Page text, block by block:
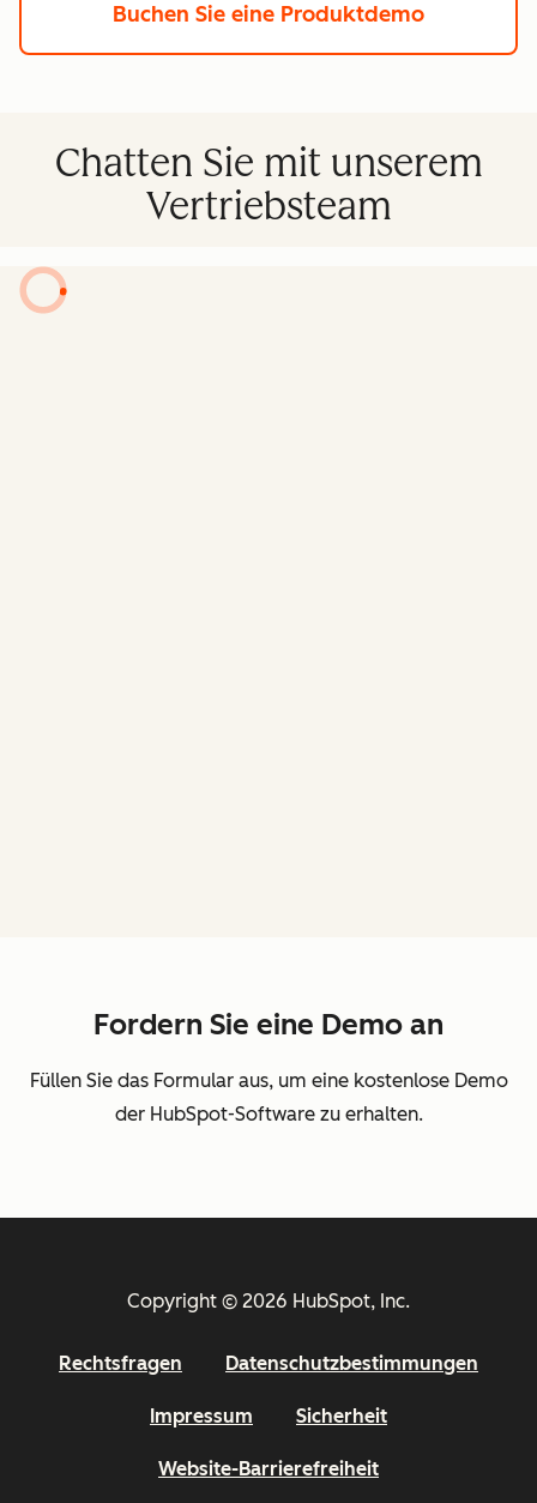
Buchen Sie eine Produktdemo
Chatten Sie mit unserem
Vertriebsteam
Fordern Sie eine Demo an
Füllen Sie das Formular aus, um eine kostenlose Demo
der HubSpot-Software zu erhalten.
Copyright © 2026 HubSpot, Inc.
Rechtsfragen Datenschutzbestimmungen
Impressum Sicherheit
Website-Barrierefreiheit